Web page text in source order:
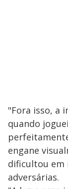
"Fora isso, a
quando
engane
dificultou em
adversárias.